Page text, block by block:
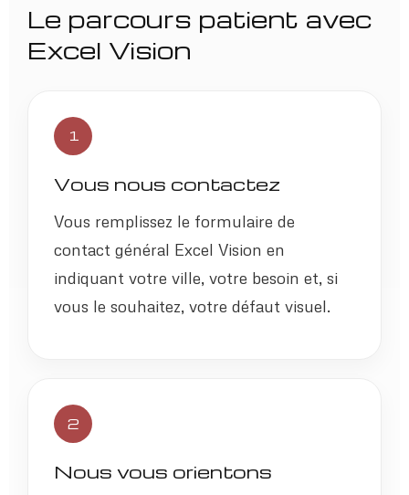
Le parcours patient avec
Excel Vision
1
Vous nous contactez
Vous remplissez le formulaire de
contact général Excel Vision en
indiquant votre ville, votre besoin et, si
vous le souhaitez, votre défaut visuel.
2
Nous vous orientons